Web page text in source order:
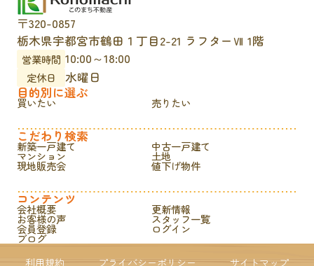
〒320-0857
栃木県宇都宮市鶴田１丁目2-21 ラフターⅦ 1階
営業時間 10:00～18:00
定休日
水曜日
目的別に選ぶ
買いたい 売りたい
こだわり検索
新築一戸建て 中古一戸建て
マンション 土地
現地販売会 値下げ物件
コンテンツ
会社概要 更新情報
お客様の声 スタッフ一覧
会員登録 ログイン
ブログ
利用規約
プライバシーポリシー サイトマップ